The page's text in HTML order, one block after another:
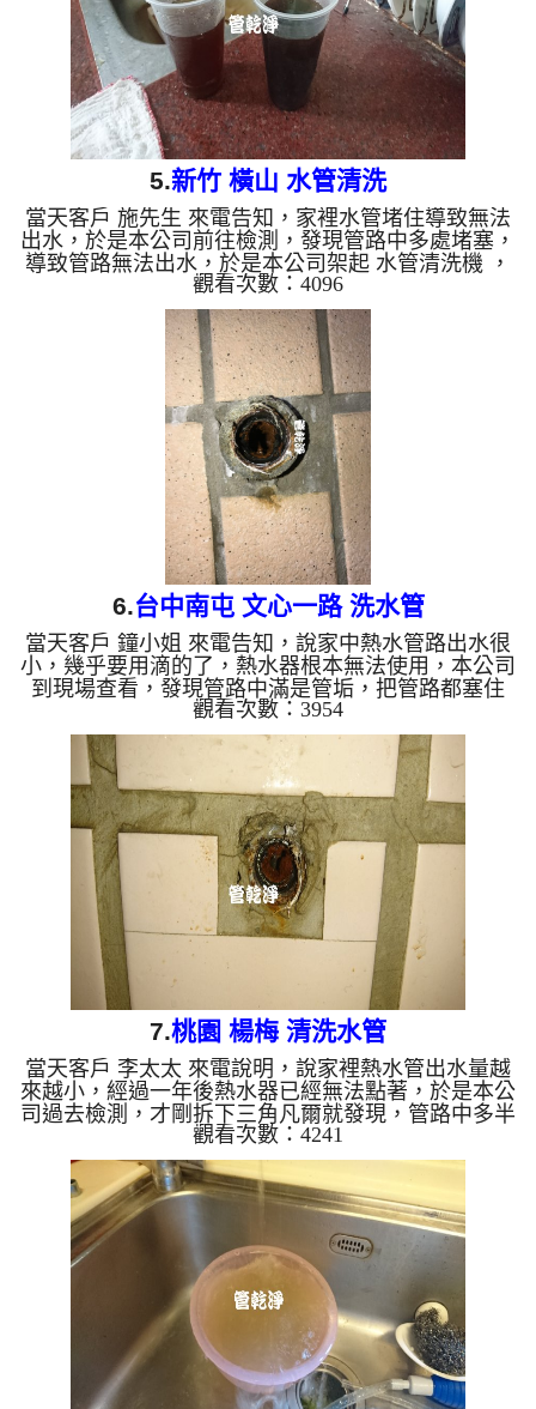
5.新竹 橫山 水管清洗
當天客戶 施先生 來電告知，家裡水管堵住導致無法
出水，於是本公司前往檢測，發現管路中多處堵塞，
導致管路無法出水，於是本公司架起 水管清洗機 ，
開始 清水管 ，管路不斷噴出泥水及黑水，如下影
片， 水管清洗 過程管路常常堵塞，本公司改用特殊
工法來 清水管，過程 約三個多小時，管路裡的管垢
總算清乾淨，客戶終於可以正常用水了。 清洗水管,
水管清洗, 洗水管, 熱水管堵塞, 熱水忽冷忽熱 ...
觀看次數：4096
6.台中南屯 文心一路 洗水管
當天客戶 鐘小姐 來電告知，說家中熱水管路出水很
小，幾乎要用滴的了，熱水器根本無法使用，本公司
到現場查看，發現管路中滿是管垢，把管路都塞住
了，如下圖，熱水當然就出不來了，於是本公司架起
水管清洗機 ，開始 清水管 ，管路不斷噴出泥水，如
下影片， 水管清洗 過程管路堵塞異常，本公司改用
特殊工法處理，過程 約三個多小時，水管管路裡的
泥總算清乾淨，客戶終於可以正常用熱水了。 清洗
水管,水管清洗, 洗水管, 熱水管堵塞, 熱水忽冷忽熱
...
觀看次數：3954
7.桃園 楊梅 清洗水管
當天客戶 李太太 來電說明，說家裡熱水管出水量越
來越小，經過一年後熱水器已經無法點著，於是本公
司過去檢測，才剛拆下三角凡爾就發現，管路中多半
已經被管垢給佔據，於是本公司架起 水管清洗機 ，
開始 清水管 ，管路不斷噴出泡沫狀的牛奶水，如下
影片， 水管清洗 過程管路堵塞異常，本公司改用特
殊工法處理，過程 約兩個多小時，熱水管管路終於
水量變大，客戶終於可以正常洗澡了。 清洗水管,水
管清洗, 洗水管, 熱水管堵塞, 熱水忽冷忽熱 ...
觀看次數：4241